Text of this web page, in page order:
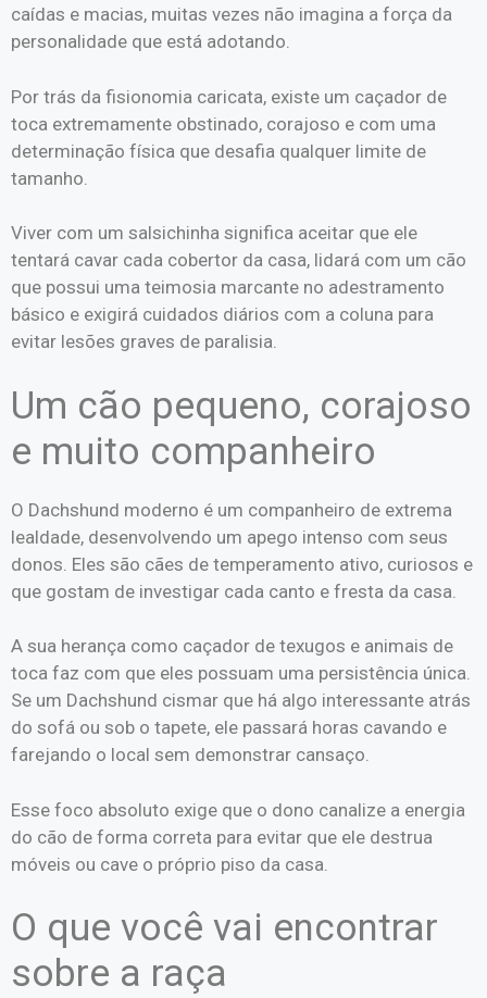
caídas e macias, muitas vezes não imagina a força da
personalidade que está adotando.
Por trás da fisionomia caricata, existe um caçador de
toca extremamente obstinado, corajoso e com uma
determinação física que desafia qualquer limite de
tamanho.
Viver com um salsichinha significa aceitar que ele
tentará cavar cada cobertor da casa, lidará com um cão
que possui uma teimosia marcante no adestramento
básico e exigirá cuidados diários com a coluna para
evitar lesões graves de paralisia.
Um cão pequeno, corajoso
e muito companheiro
O Dachshund moderno é um companheiro de extrema
lealdade, desenvolvendo um apego intenso com seus
donos. Eles são cães de temperamento ativo, curiosos e
que gostam de investigar cada canto e fresta da casa.
A sua herança como caçador de texugos e animais de
toca faz com que eles possuam uma persistência única.
Se um Dachshund cismar que há algo interessante atrás
do sofá ou sob o tapete, ele passará horas cavando e
farejando o local sem demonstrar cansaço.
Esse foco absoluto exige que o dono canalize a energia
do cão de forma correta para evitar que ele destrua
móveis ou cave o próprio piso da casa.
O que você vai encontrar
sobre a raça